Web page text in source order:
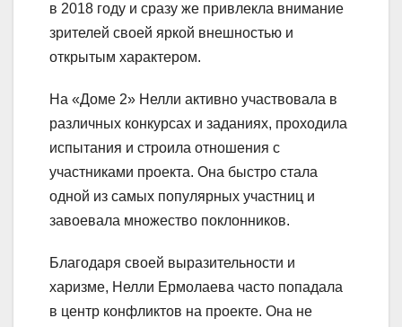
в 2018 году и сразу же привлекла внимание
зрителей своей яркой внешностью и
открытым характером.
На «Доме 2» Нелли активно участвовала в
различных конкурсах и заданиях, проходила
испытания и строила отношения с
участниками проекта. Она быстро стала
одной из самых популярных участниц и
завоевала множество поклонников.
Благодаря своей выразительности и
харизме, Нелли Ермолаева часто попадала
в центр конфликтов на проекте. Она не